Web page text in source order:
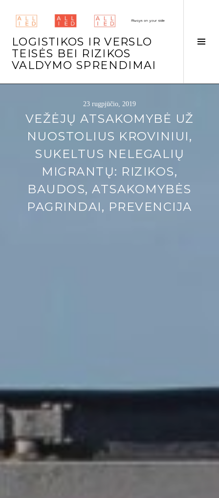
content
LOGISTIKOS IR VERSLO
TEISĖS BEI RIZIKOS
VALDYMO SPRENDIMAI
23 rugpjūčio, 2019
VEŽĖJŲ ATSAKOMYBĖ UŽ
NUOSTOLIUS KROVINIUI,
SUKELTUS NELEGALIŲ
MIGRANTŲ: RIZIKOS,
BAUDOS, ATSAKOMYBĖS
PAGRINDAI, PREVENCIJA